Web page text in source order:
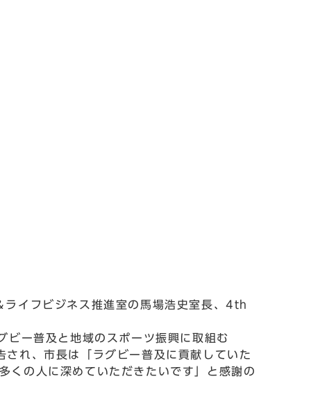
イフビジネス推進室の馬場浩史室長、4th
ー普及と地域のスポーツ振興に取組む
れ、市長は「ラグビー普及に貢献していた
の人に深めていただきたいです」と感謝の